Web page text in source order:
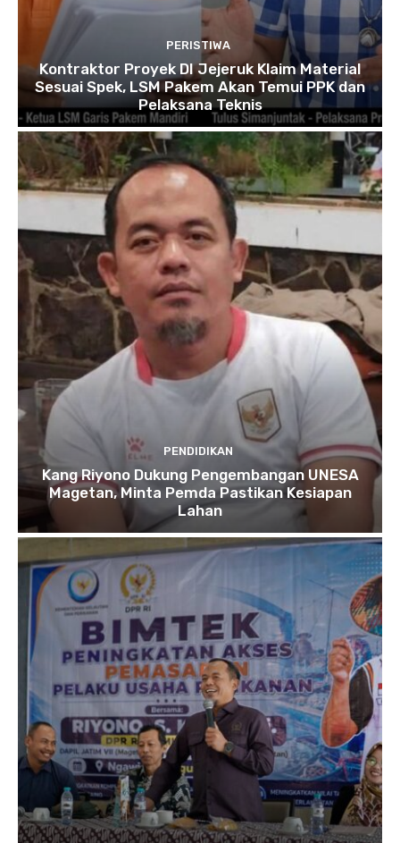
PERISTIWA
Kontraktor Proyek DI Jejeruk Klaim Material
Sesuai Spek, LSM Pakem Akan Temui PPK dan
Pelaksana Teknis
PENDIDIKAN
Kang Riyono Dukung Pengembangan UNESA
Magetan, Minta Pemda Pastikan Kesiapan
Lahan